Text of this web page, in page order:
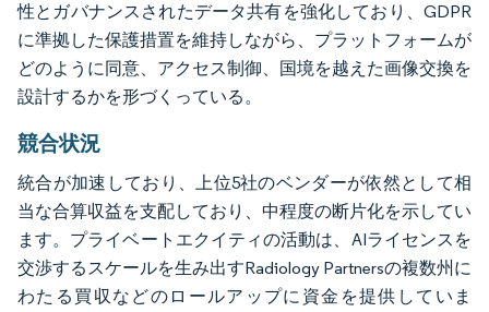
性とガバナンスされたデータ共有を強化しており、GDPR
に準拠した保護措置を維持しながら、プラットフォームが
どのように同意、アクセス制御、国境を越えた画像交換を
設計するかを形づくっている。
競合状況
統合が加速しており、上位5社のベンダーが依然として相
当な合算収益を支配しており、中程度の断片化を示してい
ます。プライベートエクイティの活動は、AIライセンスを
交渉するスケールを生み出すRadiology Partnersの複数州に
わたる買収などのロールアップに資金を提供していま